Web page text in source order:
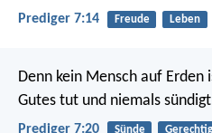
Prediger 7:14 Freude Leben
Denn kein Mensch auf Erden
Gutes tut und niemals
Prediger 7:20 Sünde